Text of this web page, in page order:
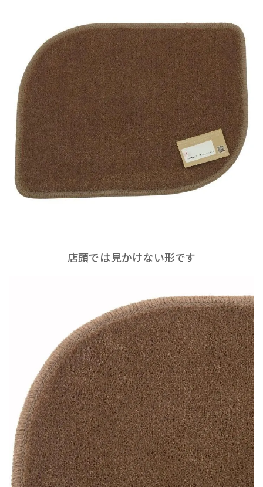
店頭では見かけない形です